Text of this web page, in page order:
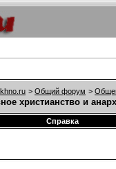
> Общий форум >
христианство и
Справка